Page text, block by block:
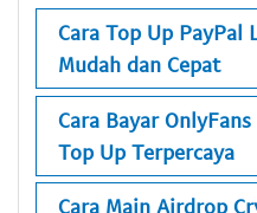
Cara Top Up PayPal
Mudah dan Cepat
Cara Bayar
Top Up Terpercaya
Cara Main Airdrop